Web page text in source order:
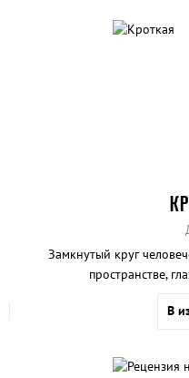
Замкнутый круг
пространстве,
В